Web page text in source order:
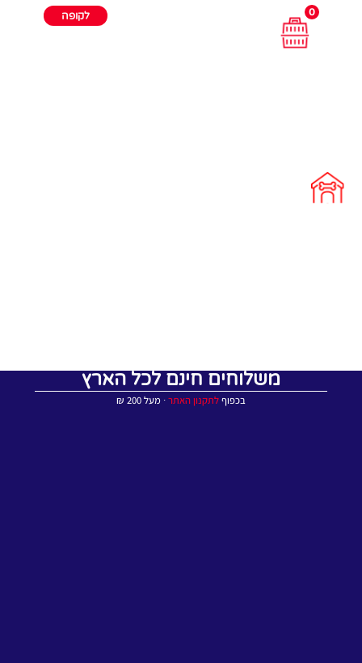
0 לקופה
משלוחים חינם לכל הארץ
בכפוףלתקנון האתר∙ מעל 200 ₪